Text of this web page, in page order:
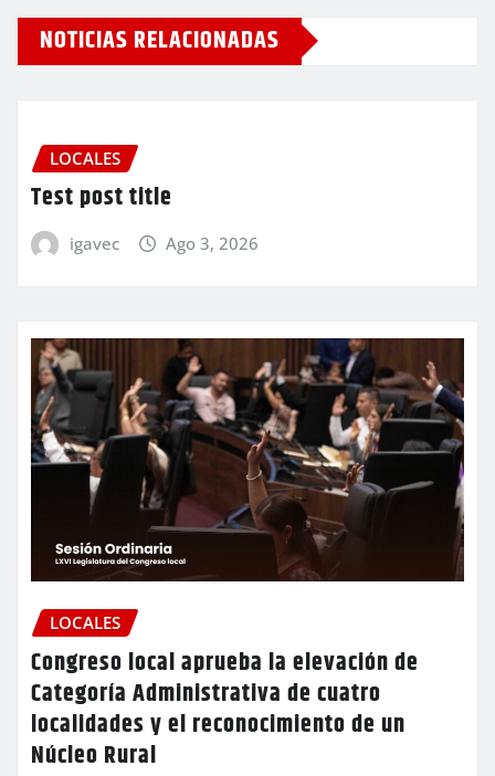
NOTICIAS RELACIONADAS
LOCALES
Test post title
igavec Ago 3, 2026
LOCALES
Congreso local aprueba la elevación de
Categoría Administrativa de cuatro
localidades y el reconocimiento de un
Núcleo Rural